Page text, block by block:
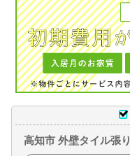
高知市 外壁タイル張り